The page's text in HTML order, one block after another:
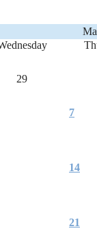
29
7
14
21